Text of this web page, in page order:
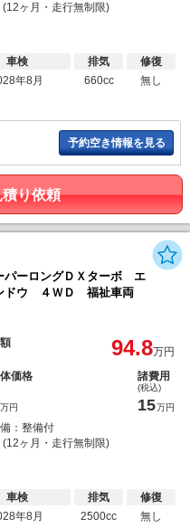
(12ヶ月・走行無制限)
車検
年8月
排気
660cc
修復
無し
予約空き情報を見る
り依頼
パーロングＤＸターボ エ
ドウ ４ＷＤ 福祉車両
94.8万円
価格
万円
諸費用
(税込)
15万円
：整備付
(12ヶ月・走行無制限)
車検
年8月
排気
2500cc
修復
無し